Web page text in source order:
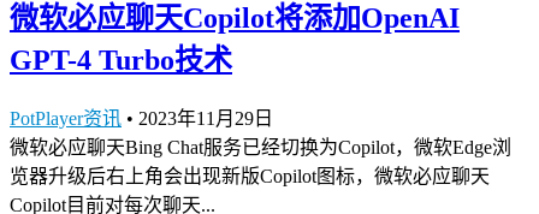
微软必应聊天Copilot将添加OpenAI
GPT-4 Turbo技术
PotPlayer资讯 • 2023年11月29日
微软必应聊天Bing Chat服务已经切换为Copilot，微软Edge浏
览器升级后右上角会出现新版Copilot图标，微软必应聊天
Copilot目前对每次聊天...